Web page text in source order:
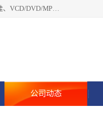
长期现金收购以下直插DIP,贴片SMD元器件:集成电路、二三极管、稳压管、 电解电容电阻电感、钽电容,可控硅、VCD/DVD/MP3激光头、红外发射接收、行管、 BGA芯片,霍尔元件、发光管、晶振,继电器,舌簧管舌簧继电器等各种电子元器件 , 量大量小不限!QQ9 联系电话谢先生 E-mail
公司动态